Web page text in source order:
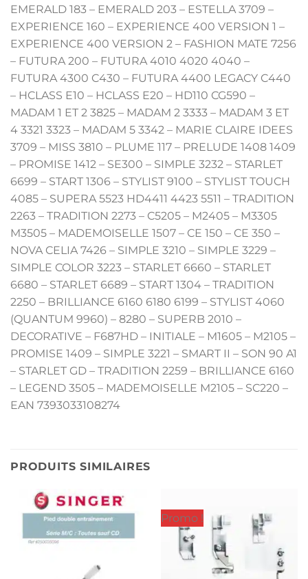
EMERALD 183 – EMERALD 203 – ESTELLA 3709 –
EXPERIENCE 160 – EXPERIENCE 400 VERSION 1 –
EXPERIENCE 400 VERSION 2 – FASHION MATE 7256
– FUTURA 200 – FUTURA 4010 4020 4040 –
FUTURA 4300 C430 – FUTURA 4400 LEGACY C440
– HCLASS E10 – HCLASS E20 – HD110 CG590 –
MADAM 1 ET 2 3825 – MADAM 2 3333 – MADAM 3 ET
4 3321 3323 – MADAM 5 3342 – MARIE CLAIRE IDEES
3709 – MISS 3810 – PLUME 117 – PRELUDE 1408 1409
– PROMISE 1412 – SE300 – SIMPLE 3232 – STARLET
6699 – START 1306 – STYLIST 9100 – STYLIST TOUCH
4085 – SUPERA 5523 HD4411 4423 5511 – TRADITION
2263 – TRADITION 2273 – C5205 – M2405 – M3305
M3505 – MADEMOISELLE 1507 – CE 150 – CE 350 –
NOVA CELIA 7426 – SIMPLE 3210 – SIMPLE 3229 –
SIMPLE COLOR 3223 – STARLET 6660 – STARLET
6680 – STARLET 6689 – START 1304 – TRADITION
2250 – BRILLIANCE 6160 6180 6199 – STYLIST 4060
(QUANTUM 9960) – 8280 – SUPERB 2010 –
DECORATIVE – F687HD – INITIALE – M1605 – M2105 –
PROMISE 1409 – SIMPLE 3221 – SMART II – SON 90 A1
– STARLET GD – TRADITION 2259 – BRILLIANCE 6160
– LEGEND 3505 – MADEMOISELLE M2105 – SC220 –
EAN 7393033108274
PRODUITS SIMILAIRES
Promo !